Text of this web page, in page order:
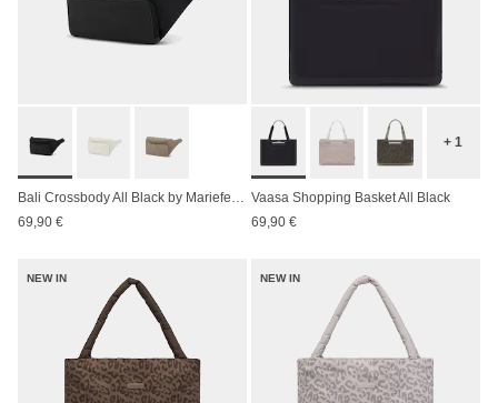
69,90 €
+ 1
Vaasa Shopping Basket All Black
69,90 €
NEW IN NEW IN